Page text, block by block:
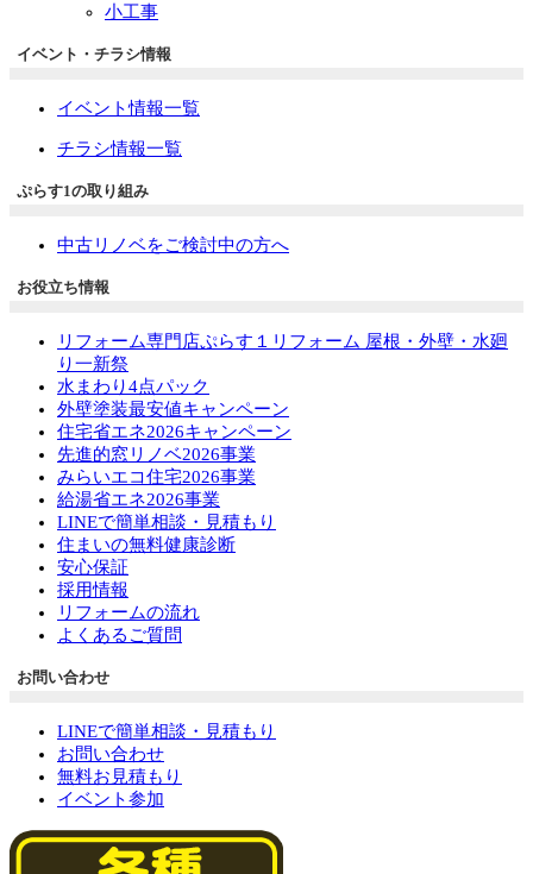
小工事
イベント・チラシ情報
イベント情報一覧
チラシ情報一覧
ぷらす1の取り組み
中古リノベをご検討中の方へ
お役立ち情報
リフォーム専門店ぷらす１リフォーム 屋根・外壁・水廻
り一新祭
水まわり4点パック
外壁塗装最安値キャンペーン
住宅省エネ2026キャンペーン
先進的窓リノベ2026事業
みらいエコ住宅2026事業
給湯省エネ2026事業
LINEで簡単相談・見積もり
住まいの無料健康診断
安心保証
採用情報
リフォームの流れ
よくあるご質問
お問い合わせ
LINEで簡単相談・見積もり
お問い合わせ
無料お見積もり
イベント参加